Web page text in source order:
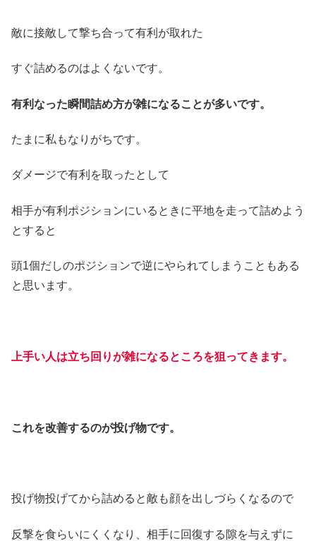
敵に接敵して撃ち合って有利が取れた
すぐ詰めるのはよくないです。
有利なった瞬間詰め方が雑になることが多いです。
たまに私もなりがちです。
ダメージで有利を取ったとして
相手が有利ポジションにいるときに平地を走って詰めよう
とすると
頭1個だしのポジションで逆にやられてしまうこともある
と思います。
上手い人は立ち回りが雑になるところを狙ってきます。
これを改善するのが投げ物です。
投げ物投げてから詰めると敵も顔を出しづらくなるので
反撃を食らいにくくなり、相手に回復する隙を与えずに